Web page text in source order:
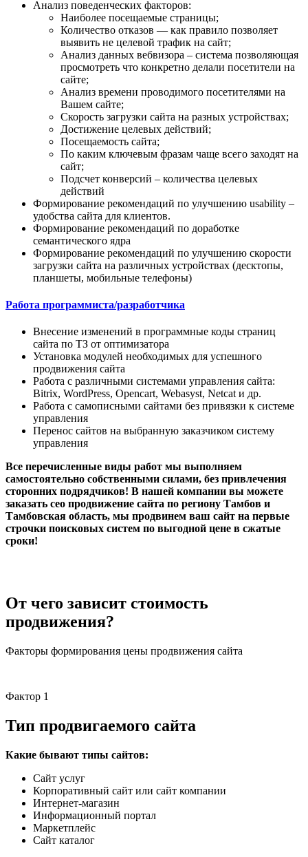
Анализ поведенческих факторов:
Наиболее посещаемые страницы;
Количество отказов — как правило позволяет
выявить не целевой трафик на сайт;
Анализ данных вебвизора – система позволяющая
просмотреть что конкретно делали посетители на
сайте;
Анализ времени проводимого посетителями на
Вашем сайте;
Скорость загрузки сайта на разных устройствах;
Достижение целевых действий;
Посещаемость сайта;
По каким ключевым фразам чаще всего заходят на
сайт;
Подсчет конверсий – количества целевых
действий
Формирование рекомендаций по улучшению usability –
удобства сайта для клиентов.
Формирование рекомендаций по доработке
семантического ядра
Формирование рекомендаций по улучшению скорости
загрузки сайта на различных устройствах (десктопы,
планшеты, мобильные телефоны)
Работа программиста/разработчика
Внесение изменений в программные коды страниц
сайта по ТЗ от оптимизатора
Установка модулей необходимых для успешного
продвижения сайта
Работа с различными системами управления сайта:
Bitrix, WordPress, Opencart, Webasyst, Netcat и др.
Работа с самописными сайтами без привязки к системе
управления
Перенос сайтов на выбранную заказчиком систему
управления
Все перечисленные виды работ мы выполняем
самостоятельно собственными силами, без привлечения
сторонних подрядчиков! В нашей компании вы можете
заказать сео продвижение сайта по региону Тамбов и
Тамбовская область, мы продвинем ваш сайт на первые
строчки поисковых систем по выгодной цене в сжатые
сроки!
От чего зависит стоимость
продвижения?
Факторы формирования цены продвижения сайта
Фактор 1
Тип продвигаемого сайта
Какие бывают типы сайтов:
Сайт услуг
Корпоративный сайт или сайт компании
Интернет-магазин
Информационный портал
Маркетплейс
Сайт каталог